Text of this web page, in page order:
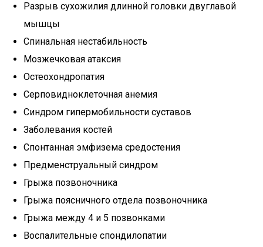
Разрыв сухожилия длинной головки двуглавой
мышцы
Спинальная нестабильность
Мозжечковая атаксия
Остеохондропатия
Серповидноклеточная анемия
Синдром гипермобильности суставов
Заболевания костей
Спонтанная эмфизема средостения
Предменструальный синдром
Грыжа позвоночника
Грыжа поясничного отдела позвоночника
Грыжа между 4 и 5 позвонками
Воспалительные спондилопатии